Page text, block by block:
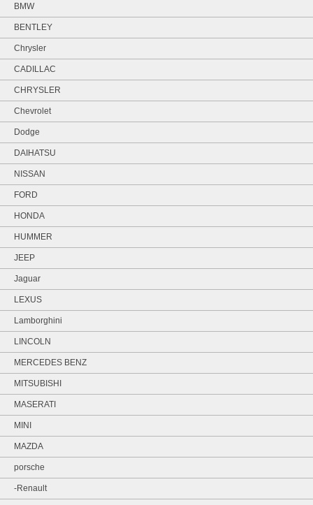
BMW
BENTLEY
Chrysler
CADILLAC
CHRYSLER
Chevrolet
Dodge
DAIHATSU
NISSAN
FORD
HONDA
HUMMER
JEEP
Jaguar
LEXUS
Lamborghini
LINCOLN
MERCEDES BENZ
MITSUBISHI
MASERATI
MINI
MAZDA
porsche
-Renault